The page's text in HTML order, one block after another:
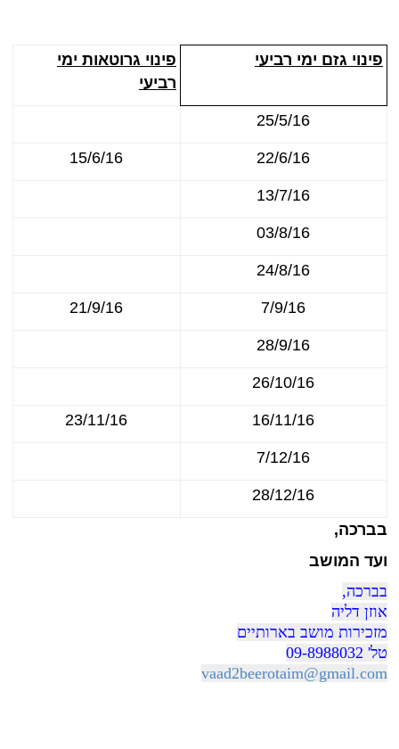
פינוי גזם ימי רביעי
פינוי גרוטאות ימי
רביעי
25/5/16
22/6/16
15/6/16
13/7/16
03/8/16
24/8/16
7/9/16
21/9/16
28/9/16
26/10/16
16/11/16
23/11/16
7/12/16
28/12/16
בברכה,
ועד המושב
בברכה,
אוזן דליה
מזכירות מושב בארותיים
טל' 09-8988032
vaad2beerotaim@gmail.com